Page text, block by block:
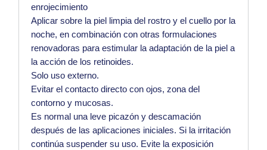
enrojecimiento
Aplicar sobre la piel limpia del rostro y el cuello por la
noche, en combinación con otras formulaciones
renovadoras para estimular la adaptación de la piel a
la acción de los retinoides.
Solo uso externo.
Evitar el contacto directo con ojos, zona del
contorno y mucosas.
Es normal una leve picazón y descamación
después de las aplicaciones iniciales. Si la irritación
continúa suspender su uso. Evite la exposición